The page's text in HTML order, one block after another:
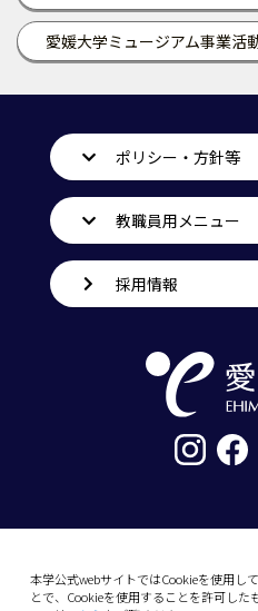
愛媛大学ミュージアム事業活
本学公式webサイトではCookieを使用し
とで、Cookieを使用することを許可した
ポリシー・方針等
教職員用メニュー
採用情報